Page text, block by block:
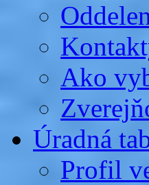
Ako
Úradná
Profil